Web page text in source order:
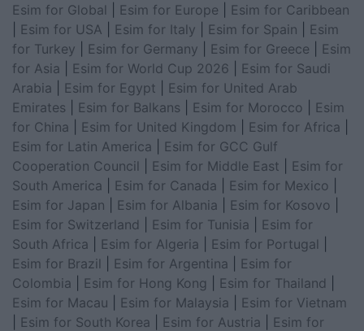
Esim for Global Esim for Europe
Esim for Caribbean
Esim for USA Esim for Italy Esim for Spain
Esim
for Turkey
Esim for Germany Esim for Greece
Esim
for Asia
Esim for World Cup 2026
Esim for Saudi
Arabia
Esim for Egypt
Esim for United Arab
Emirates
Esim for Balkans Esim for Morocco
Esim
for China
Esim for United Kingdom Esim for Africa
Esim for Latin America
Esim for GCC Gulf
Cooperation Council
Esim for Middle East
Esim for
South America
Esim for Canada Esim for Mexico
Esim for Japan
Esim for Albania Esim for Kosovo
Esim for Switzerland
Esim for Tunisia
Esim for
South Africa
Esim for Algeria Esim for Portugal
Esim for Brazil
Esim for Argentina
Esim for
Colombia
Esim for Hong Kong Esim for Thailand
Esim for Macau
Esim for Malaysia
Esim for Vietnam
Esim for South Korea Esim for Austria
Esim for